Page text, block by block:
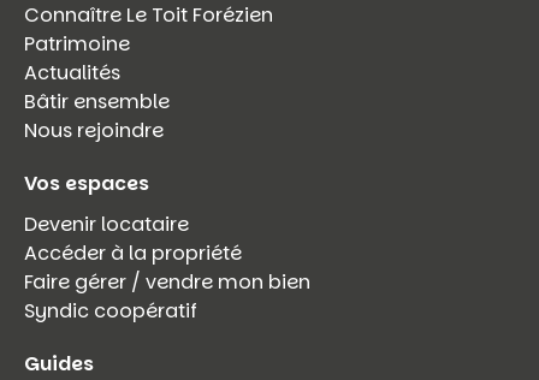
Connaître Le Toit Forézien
Patrimoine
Actualités
Bâtir ensemble
Nous rejoindre
Vos espaces
Devenir locataire
Accéder à la propriété
Faire gérer / vendre mon bien
Syndic coopératif
Guides